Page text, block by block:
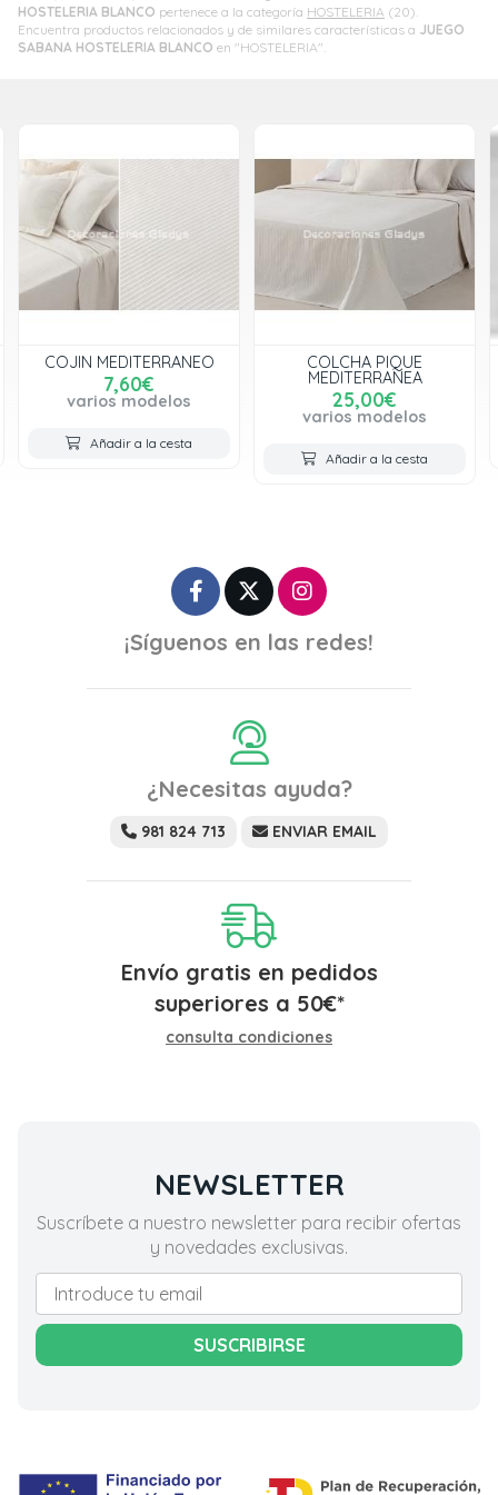
HOSTELERIA BLANCO pertenece a la categoría HOSTELERIA (20).
Encuentra productos relacionados y de similares características a JUEGO
SABANA HOSTELERIA BLANCO en "HOSTELERIA".
COJIN MEDITERRANEO
7,60€
varios modelos
Añadir a la cesta
COLCHA PIQUE
MEDITERRANEA
25,00€
varios modelos
Añadir a la cesta
¡Síguenos en las redes!
¿Necesitas ayuda?
981 824 713 ENVIAR EMAIL
Envío gratis en pedidos
superiores a 50€*
consulta condiciones
NEWSLETTER
Suscríbete a nuestro newsletter para recibir ofertas
y novedades exclusivas.
SUSCRIBIRSE